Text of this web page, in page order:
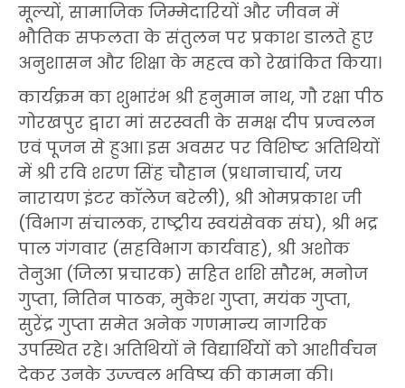
मूल्यों, सामाजिक जिम्मेदारियों और जीवन में
भौतिक सफलता के संतुलन पर प्रकाश डालते हुए
अनुशासन और शिक्षा के महत्व को रेखांकित किया।
कार्यक्रम का शुभारंभ श्री हनुमान नाथ, गौ रक्षा पीठ
गोरखपुर द्वारा मां सरस्वती के समक्ष दीप प्रज्वलन
एवं पूजन से हुआ। इस अवसर पर विशिष्ट अतिथियों
में श्री रवि शरण सिंह चौहान (प्रधानाचार्य, जय
नारायण इंटर कॉलेज बरेली), श्री ओमप्रकाश जी
(विभाग संचालक, राष्ट्रीय स्वयंसेवक संघ), श्री भद्र
पाल गंगवार (सहविभाग कार्यवाह), श्री अशोक
तेनुआ (जिला प्रचारक) सहित शशि सौरभ, मनोज
गुप्ता, नितिन पाठक, मुकेश गुप्ता, मयंक गुप्ता,
सुरेंद्र गुप्ता समेत अनेक गणमान्य नागरिक
उपस्थित रहे। अतिथियों ने विद्यार्थियों को आशीर्वचन
देकर उनके उज्ज्वल भविष्य की कामना की।